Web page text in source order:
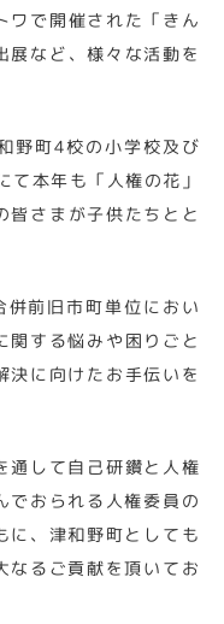
ワで開催された「きん
展など、様々な活動を
野町4校の小学校及び
本年も「人権の花」
皆さまが子供たちとと
前旧市町単位におい
関する悩みや困りごと
決に向けたお手伝いを
通して自己研鑽と人権
でおられる人権委員の
に、津和野町としても
なるご貢献を頂いてお